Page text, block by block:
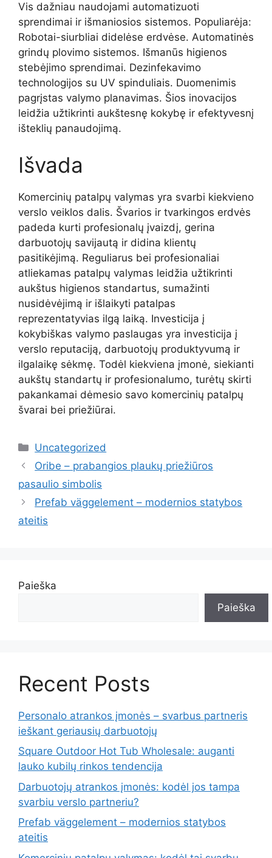
Vis dažniau naudojami automatizuoti
sprendimai ir išmaniosios sistemos. Populiarėja:
Robotai-siurbliai didelėse erdvėse. Automatinės
grindų plovimo sistemos. Išmanūs higienos
stebėjimo sprendimai. Dezinfekavimo
technologijos su UV spinduliais. Duomenimis
pagrįstas valymo planavimas. Šios inovacijos
leidžia užtikrinti aukštesnę kokybę ir efektyvesnį
išteklių panaudojimą.
Išvada
Komercinių patalpų valymas yra svarbi kiekvieno
verslo veiklos dalis. Švarios ir tvarkingos erdvės
padeda kurti profesionalų įvaizdį, gerina
darbuotojų savijautą ir didina klientų
pasitikėjimą. Reguliarus bei profesionaliai
atliekamas patalpų valymas leidžia užtikrinti
aukštus higienos standartus, sumažinti
nusidėvėjimą ir išlaikyti patalpas
reprezentatyvias ilgą laiką. Investicija į
kokybiškas valymo paslaugas yra investicija į
verslo reputaciją, darbuotojų produktyvumą ir
ilgalaikę sėkmę. Todėl kiekviena įmonė, siekianti
aukštų standartų ir profesionalumo, turėtų skirti
pakankamai dėmesio savo komercinių patalpų
švarai bei priežiūrai.
Kategorijos
Uncategorized
Oribe – prabangios plaukų priežiūros
pasaulio simbolis
Prefab väggelement – modernios statybos
ateitis
Paieška
Paieška
Recent Posts
Personalo atrankos įmonės – svarbus partneris
ieškant geriausių darbuotojų
Square Outdoor Hot Tub Wholesale: auganti
lauko kubilų rinkos tendencija
Darbuotojų atrankos įmonės: kodėl jos tampa
svarbiu verslo partneriu?
Prefab väggelement – modernios statybos
ateitis